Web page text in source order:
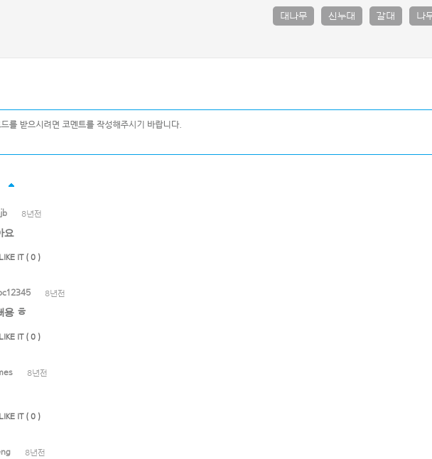
대나무 신누대 갈대 나
8년전
요
LIKE IT ( 0 )
8년전
용 ㅎ
LIKE IT ( 0 )
8년전
LIKE IT ( 0 )
8년전